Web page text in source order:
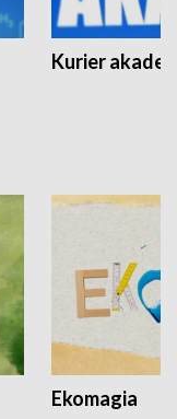
Kurier
Ekomagia